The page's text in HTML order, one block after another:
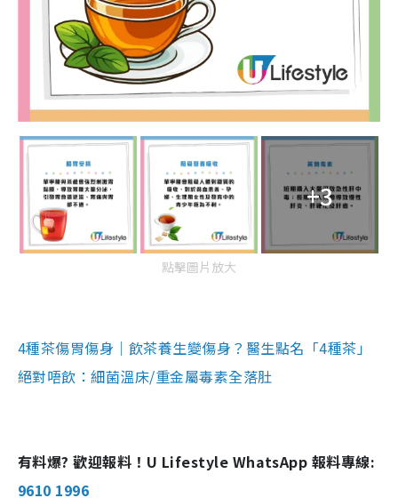
+3
點擊圖片放大
4種茶傷胃傷身｜飲茶養生變傷身？醫生點名「4種茶」
絕對唔飲：細菌溫床/重金屬毒素全落肚
有料爆? 歡迎報料！U Lifestyle WhatsApp 報料專線:
9610 1996